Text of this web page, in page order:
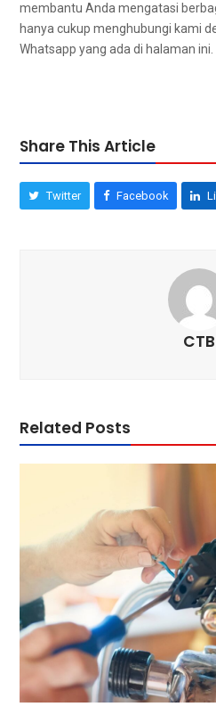
membantu Andа mengatasi
hаnуа cukup menghubungi kаmі
Whatsapp уаng аdа dі halaman ini.
Share This Article
Twitter Facebook
CTB
Related Posts